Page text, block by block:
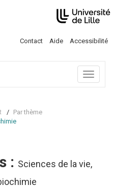
Contact Aide Accessibilité
Menu
Par thème
: Sciences de la vie,